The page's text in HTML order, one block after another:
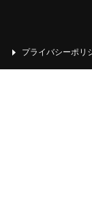
プライバシーポリ